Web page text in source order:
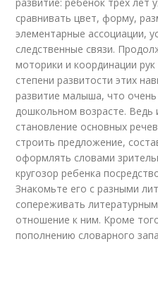
сравнивать цвет, форму,
элементарные ассоциации,
следственные связи.
моторики и координации
степени развитости этих
развитие малыша, что
дошкольном возрасте. Ведь
становление основных
строить предложение,
оформлять словами
кругозор ребенка
Знакомьте его с разными
сопереживать
отношение к ним. Кроме
пополнению словарного